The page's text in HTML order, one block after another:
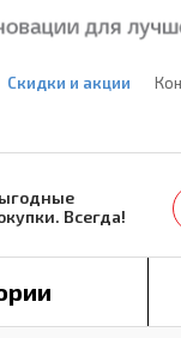
Скидки и акции
Всегда!